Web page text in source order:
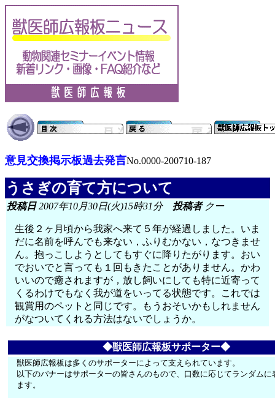
意見交換掲示板過去発言No.0000-200710-187
うさぎの育て方について
投稿日2007年10月30日(火)15時31分 投稿者クー
生後２ヶ月頃から我家へ来て５年が経過しました。いま
だに名前を呼んでも来ない，ふりむかない，なつきませ
ん。抱っこしようとしてもすぐに降りたがります。おい
でおいでと言っても１回もきたことがありません。かわ
いいので癒されますが，放し飼いにしても特に近寄って
くるわけでもなく我が道をいってる状態です。これでは
観賞用のペットと同じです。もうおそいかもしれません
がなついてくれる方法はないでしょうか。
◆獣医師広報板サポーター◆
獣医師広報板は多くのサポーターによって支えられています。
以下のバナーはサポーターの皆さんのもので、口数に応じてランダムに
ます。